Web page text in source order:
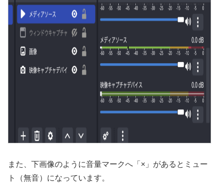
また、下画像のように音量マークへ「×」があるとミュー
ト（無音）になっています。